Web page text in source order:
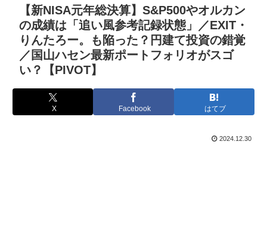
【新NISA元年総決算】S&P500やオルカン
の成績は「追い風参考記録状態」／EXIT・
りんたろー。も陥った？円建て投資の錯覚
／国山ハセン最新ポートフォリオがスゴ
い？【PIVOT】
X Facebook はてブ
2024.12.30